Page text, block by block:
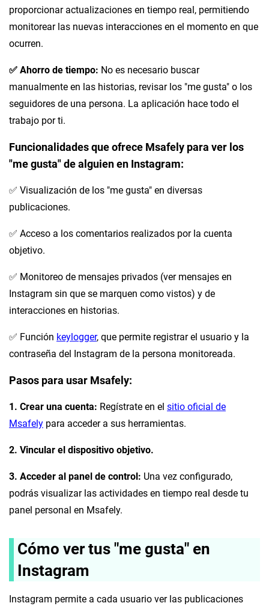
proporcionar actualizaciones en tiempo real, permitiendo
monitorear las nuevas interacciones en el momento en que
ocurren.
✅ Ahorro de tiempo: No es necesario buscar
manualmente en las historias, revisar los "me gusta" o los
seguidores de una persona. La aplicación hace todo el
trabajo por ti.
Funcionalidades que ofrece Msafely para ver los
"me gusta" de alguien en Instagram:
✅ Visualización de los "me gusta" en diversas
publicaciones.
✅ Acceso a los comentarios realizados por la cuenta
objetivo.
✅ Monitoreo de mensajes privados (ver mensajes en
Instagram sin que se marquen como vistos) y de
interacciones en historias.
✅ Función keylogger, que permite registrar el usuario y la
contraseña del Instagram de la persona monitoreada.
Pasos para usar Msafely:
1. Crear una cuenta: Regístrate en el sitio oficial de
Msafely para acceder a sus herramientas.
2. Vincular el dispositivo objetivo.
3. Acceder al panel de control: Una vez configurado,
podrás visualizar las actividades en tiempo real desde tu
panel personal en Msafely.
Cómo ver tus "me gusta" en
Instagram
Instagram permite a cada usuario ver las publicaciones